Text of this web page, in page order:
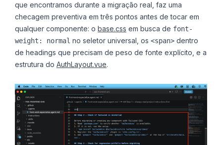
que encontramos durante a migração real, faz uma
checagem preventiva em três pontos antes de tocar em
qualquer componente: o base.css em busca de font-
weight: normal no seletor universal, os <span> dentro
de headings que precisam de peso de fonte explícito, e a
estrutura do AuthLayout.vue.